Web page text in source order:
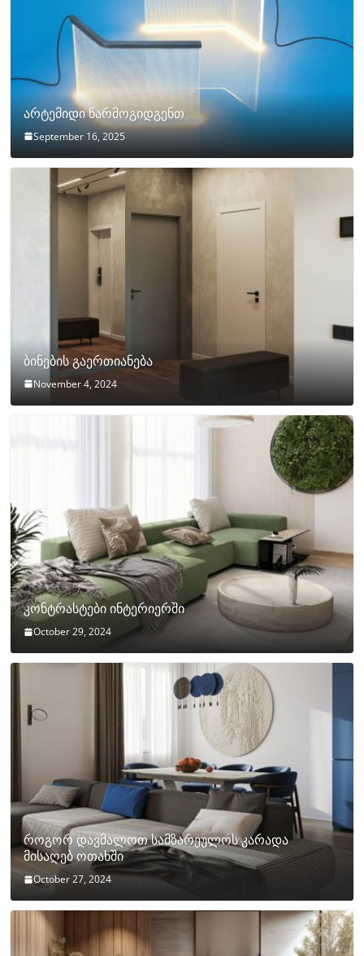
არტემიდი წარმოგიდგენთ
September 16, 2025
ბინების გაერთიანება
November 4, 2024
კონტრასტები ინტერიერში
October 29, 2024
როგორ დავმალოთ სამზარეულოს კარადა
მისაღებ ოთახში
October 27, 2024